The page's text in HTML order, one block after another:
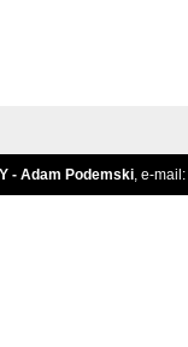
- Adam Podemski, e-mail: